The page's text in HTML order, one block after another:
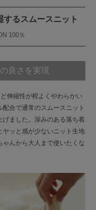
るスムースニット
100％
良さを実現
伸縮性が程よくやわらかい
合で通常のスムースニット
げました。深みのある落ち着
ヤッと感が少ないニット生地
んから大人まで使いたくな